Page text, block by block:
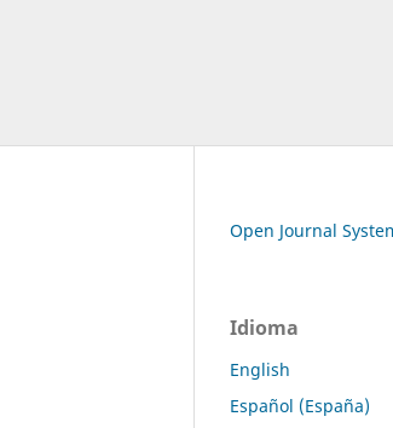
Open Journal
Idioma
English
Español (España)